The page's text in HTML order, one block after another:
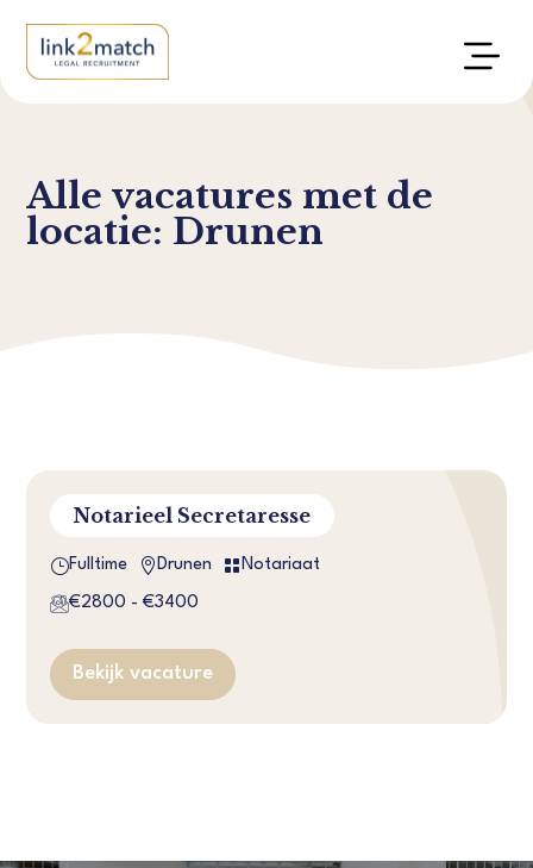
Alle vacatures met de
locatie: Drunen
Notarieel Secretaresse
}Fulltime Drunen Notariaat
€2800 - €3400
Bekijk vacature